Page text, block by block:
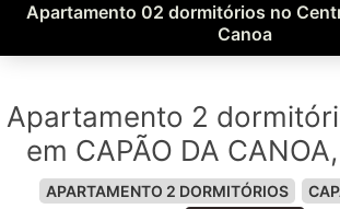
Apartamento 02 dormitórios no
Canoa
Apartamento 2
em CAPÃO DA
APARTAMENTO 2 DORMITÓRIOS